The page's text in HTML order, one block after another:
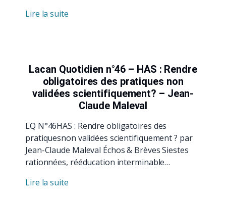
Lire la suite
Lacan Quotidien n°46 – HAS : Rendre
obligatoires des pratiques non
validées scientifiquement? – Jean-
Claude Maleval
LQ N°46HAS : Rendre obligatoires des
pratiquesnon validées scientifiquement ? par
Jean-Claude Maleval Échos & Brèves Siestes
rationnées, rééducation interminable…
Lire la suite